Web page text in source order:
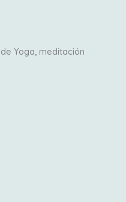
Yoga, meditación